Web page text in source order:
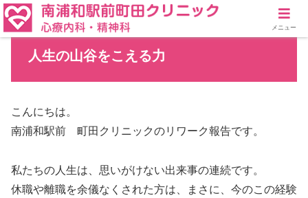
人生の山谷をこえる力
こんにちは。
南浦和駅前 町田クリニックのリワーク報告です。
私たちの人生は、思いがけない出来事の連続です。
休職や離職を余儀なくされた方は、まさに、今のこの経験
メニュー